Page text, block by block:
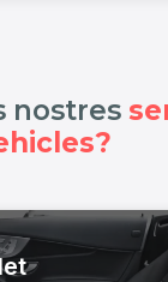
nostres